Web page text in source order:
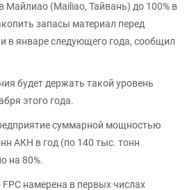
Майлиао (Mailiao, Тайвань) до 100% в
запасы материал перед
в январе следующего года, сообщил
будет держать такой уровень
этого года.
суммарной мощностью
АКН в год (по 140 тыс. тонн
на 80%.
намерена в первых числах